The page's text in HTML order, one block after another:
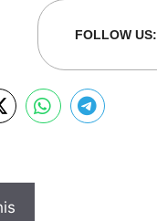
FOLLOW US: